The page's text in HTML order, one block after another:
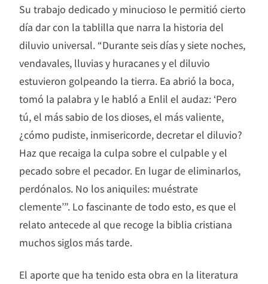
Su trabajo dedicado y minucioso le permitió cierto
día dar con la tablilla que narra la historia del
diluvio universal. “Durante seis días y siete noches,
vendavales, lluvias y huracanes y el diluvio
estuvieron golpeando la tierra. Ea abrió la boca,
tomó la palabra y le habló a Enlil el audaz: ‘Pero
tú, el más sabio de los dioses, el más valiente,
¿cómo pudiste, inmisericorde, decretar el diluvio?
Haz que recaiga la culpa sobre el culpable y el
pecado sobre el pecador. En lugar de eliminarlos,
perdónalos. No los aniquiles: muéstrate
clemente’”. Lo fascinante de todo esto, es que el
relato antecede al que recoge la biblia cristiana
muchos siglos más tarde.
El aporte que ha tenido esta obra en la literatura